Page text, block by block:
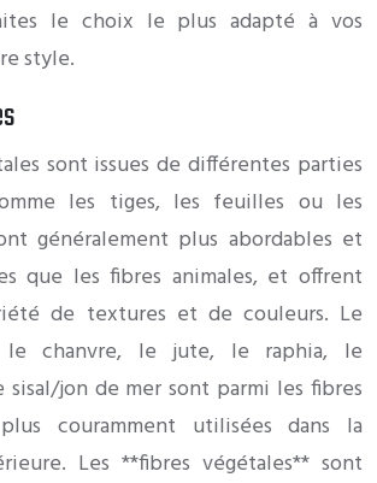
le choix le plus adapté à vos
style.
sont issues de différentes parties
les tiges, les feuilles ou les
généralement plus abordables et
que les fibres animales, et offrent
de textures et de couleurs. Le
chanvre, le jute, le raphia, le
jon de mer sont parmi les fibres
couramment utilisées dans la
Les **fibres végétales** sont